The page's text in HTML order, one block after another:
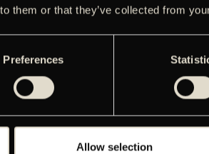
them or that they’ve collected from
Preferences
Allow selection